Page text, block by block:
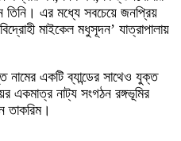
তিনি। এর মধ্যে সবচেয়ে জনপ্রিয়
মাইকেল মধুসূদন’ যাত্রাপালায়
নামের একটি ব্যান্ডের সাথেও যুক্ত
একমাত্র নাট্য সংগঠন রঙ্গভূমির
তাকরিম।